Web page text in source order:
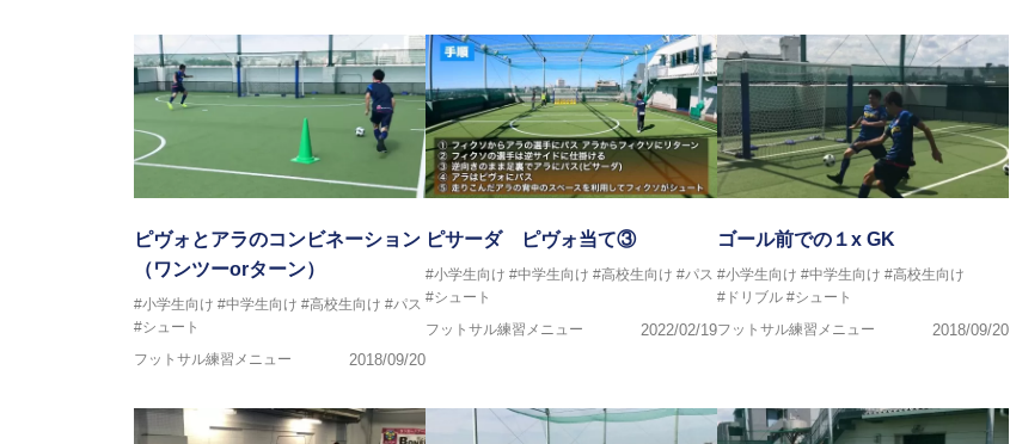
ピヴォとアラのコンビネーション
（ワンツーorターン）
#小学生向け #中学生向け #高校生向け #パス
#シュート
フットサル練習メニュー
2018/09/20
ピサーダ ピヴォ当て③
#小学生向け #中学生向け #高校生向け #パス
#シュート
フットサル練習メニュー
2022/02/19
ゴール前での１x GK
#小学生向け #中学生向け #高校生向け
#ドリブル #シュート
フットサル練習メニュー
2018/09/20